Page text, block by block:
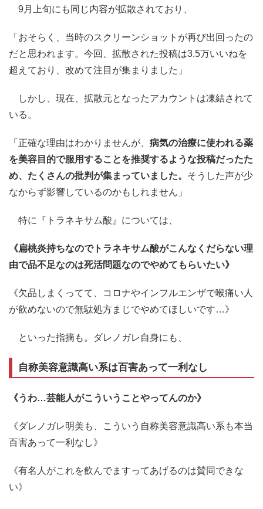
9月上旬にも同じ内容が拡散されており、
「おそらく、当時のスクリーンショットが再び出回ったの
だと思われます。今回、拡散された投稿は3.5万いいねを
超えており、改めて注目が集まりました」
しかし、現在、拡散元となったアカウントは凍結されて
いる。
「正確な理由はわかりませんが、 病気の治療に使われる薬
を美容目的で服用することを推奨するような投稿だったた
め、たくさんの批判が集まっていました。 そうした声が少
なからず影響しているのかもしれません」
特に『トラネキサム酸』については、
《扁桃炎持ちなのでトラネキサム酸がこんなくだらない理
由で品不足なのは死活問題なのでやめてもらいたい》
《欠品しまくってて、コロナやインフルエンザで喉痛い人
が飲めないので無駄処方まじでやめてほしいです…》
といった指摘も。ダレノガレ自身にも、
自称美容意識高い系は百害あって一利なし
《うわ…芸能人がこういうことやってんのか》
《ダレノガレ明美も、こういう自称美容意識高い系も本当
百害あって一利なし》
《有名人がこれを飲んでますってあげるのは賛同できな
い》